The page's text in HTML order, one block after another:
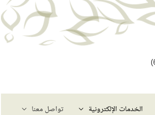
الخدمات الإلكترونية تواصل معنا